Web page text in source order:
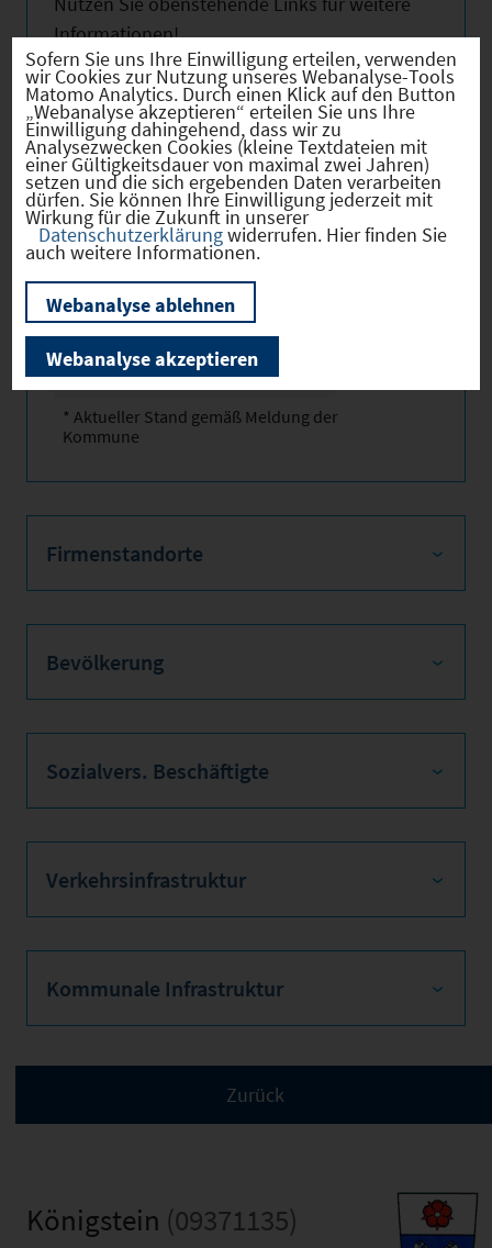
Informationen!
Hebesätze
Gewerbest
euerhebes
2025 380 *
Hebesatz
der
Grundsteu
er B
2025
* Aktueller Stand gemäß Meldung der
Kommune
Firmenstandorte
Bevölkerung
Sozialvers. Beschäftigte
Verkehrsinfrastruktur
Kommunale Infrastruktur
Königstein (09371135)
Sofern Sie uns Ihre Einwilligung erteilen, verwenden
wir Cookies zur Nutzung unseres Webanalyse-Tools
Matomo Analytics. Durch einen Klick auf den Button
„Webanalyse akzeptieren“ erteilen Sie uns Ihre
Einwilligung dahingehend, dass wir zu
Analysezwecken Cookies (kleine Textdateien mit
einer Gültigkeitsdauer von maximal zwei Jahren)
setzen und die sich ergebenden Daten verarbeiten
dürfen. Sie können Ihre Einwilligung jederzeit mit
Wirkung für die Zukunft in unserer
Datenschutzerklärungwiderrufen. Hier finden Sie
auch weitere Informationen.
Webanalyse ablehnen
Webanalyse akzeptieren